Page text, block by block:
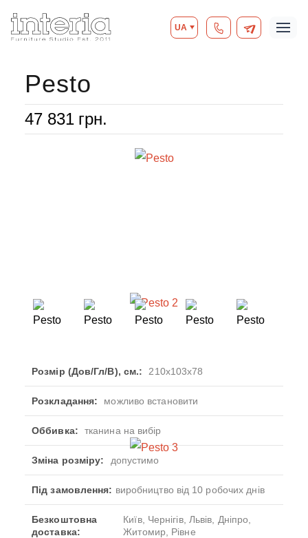
UA
Pesto
47 831грн.
Розмір (Дов/Гл/В), см.: 210x103x78
Розкладання: можливо встановити
Оббивка: тканина на вибір
Зміна розміру: допустимо
Під замовлення: виробництво від 10 робочих днів
Безкоштовна
доставка:
Київ, Чернігів, Львів, Дніпро,
Житомир, Рівне